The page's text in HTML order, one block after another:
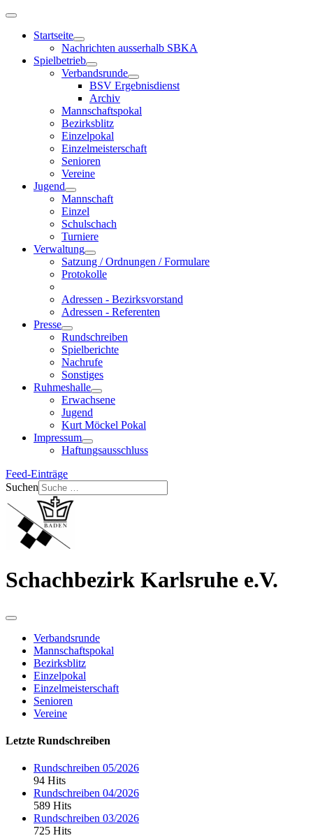
Startseite
Nachrichten ausserhalb SBKA
Spielbetrieb
Verbandsrunde
BSV Ergebnisdienst
Archiv
Mannschaftspokal
Bezirksblitz
Einzelpokal
Einzelmeisterschaft
Senioren
Vereine
Jugend
Mannschaft
Einzel
Schulschach
Turniere
Verwaltung
Satzung / Ordnungen / Formulare
Protokolle
Adressen - Bezirksvorstand
Adressen - Referenten
Presse
Rundschreiben
Spielberichte
Nachrufe
Sonstiges
Ruhmeshalle
Erwachsene
Jugend
Kurt Möckel Pokal
Impressum
Haftungsausschluss
Feed-Einträge
Suchen
Schachbezirk Karlsruhe e.V.
Verbandsrunde
Mannschaftspokal
Bezirksblitz
Einzelpokal
Einzelmeisterschaft
Senioren
Vereine
Letzte Rundschreiben
Rundschreiben 05/2026
94 Hits
Rundschreiben 04/2026
589 Hits
Rundschreiben 03/2026
725 Hits